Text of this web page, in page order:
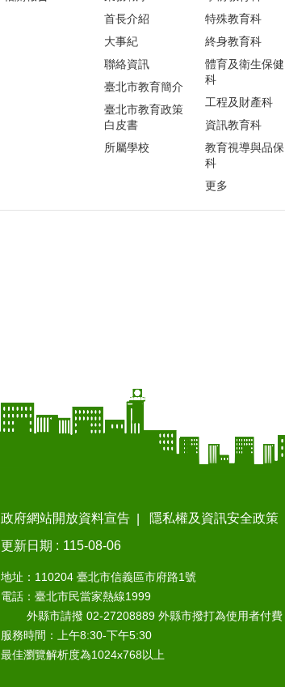
首長介紹
大事紀
聯絡資訊
臺北市教育簡介
臺北市教育政策
白皮書
所屬學校
特殊教育科
終身教育科
體育及衛生保健
科
工程及財產科
資訊教育科
教育視導與品保
科
更多
政府網站開放資料宣告
隱私權及資訊安全政策
更新日期
115-08-06
地址：110204 臺北市信義區市府路1號
電話：臺北市民當家熱線1999
外縣市請撥 02-27208889 外縣市撥打為使用者付費
服務時間：上午8:30-下午5:30
最佳瀏覽解析度為1024x768以上